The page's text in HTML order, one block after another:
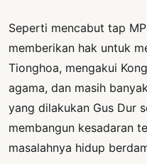
Seperti mencabut tap
memberikan hak untuk
Tionghoa, mengakui
agama, dan masih
yang dilakukan Gus Dur
membangun kesadaran
masalahnya hidup